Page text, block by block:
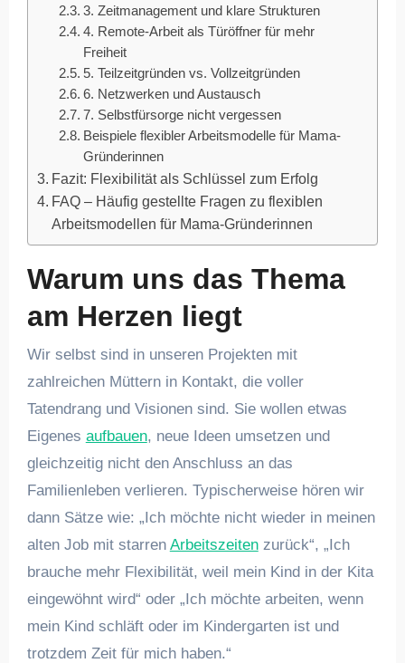
3. Zeitmanagement und klare Strukturen
4. Remote-Arbeit als Türöffner für mehr
Freiheit
5. Teilzeitgründen vs. Vollzeitgründen
6. Netzwerken und Austausch
7. Selbstfürsorge nicht vergessen
Beispiele flexibler Arbeitsmodelle für Mama-
Gründerinnen
Fazit: Flexibilität als Schlüssel zum Erfolg
FAQ – Häufig gestellte Fragen zu flexiblen
Arbeitsmodellen für Mama-Gründerinnen
Warum uns das Thema
am Herzen liegt
Wir selbst sind in unseren Projekten mit
zahlreichen Müttern in Kontakt, die voller
Tatendrang und Visionen sind. Sie wollen etwas
Eigenes aufbauen, neue Ideen umsetzen und
gleichzeitig nicht den Anschluss an das
Familienleben verlieren. Typischerweise hören wir
dann Sätze wie: „Ich möchte nicht wieder in meinen
alten Job mit starren Arbeitszeitenzurück“, „Ich
brauche mehr Flexibilität, weil mein Kind in der Kita
eingewöhnt wird“ oder „Ich möchte arbeiten, wenn
mein Kind schläft oder im Kindergarten ist und
trotzdem Zeit für mich haben.“